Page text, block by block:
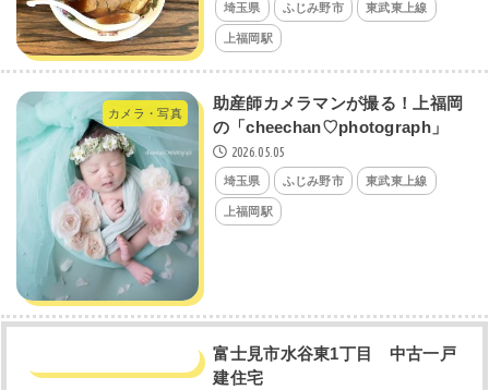
埼玉県 ふじみ野市 東武東上線
上福岡駅
カメラ・写真
助産師カメラマンが撮る！上福岡
の「cheechan♡photograph」
2026.05.05
埼玉県 ふじみ野市 東武東上線
上福岡駅
富士見市水谷東1丁目 中古一戸
建住宅